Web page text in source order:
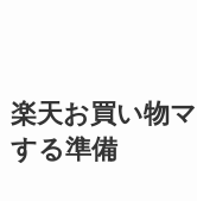
楽天お買い物
する準備